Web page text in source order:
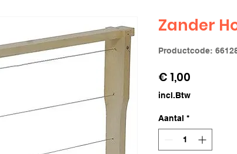
Zander
Productcode:
€ 1,00
incl.Btw
Aantal *